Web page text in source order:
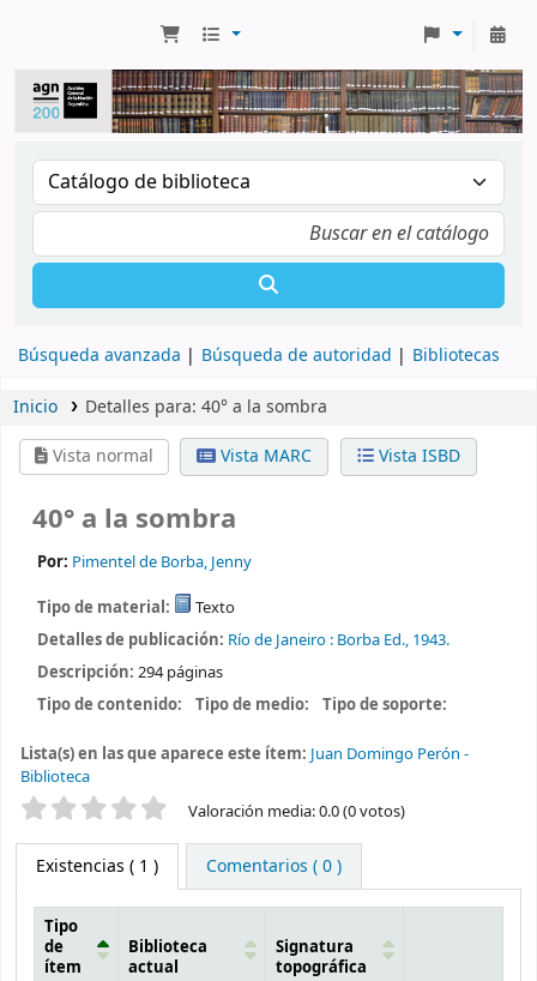
Búsqueda avanzada Búsqueda de autoridad Bibliotecas
Inicio Detalles para: 40° a la sombra
Vista normal
Vista MARC Vista ISBD
40° a la sombra
Por: Pimentel de Borba, Jenny
Tipo de material:
Texto
Detalles de publicación: Río de Janeiro : Borba Ed., 1943.
Descripción: 294 páginas
Tipo de contenido:
Tipo de medio: Tipo de soporte:
Lista(s) en las que aparece este ítem: Juan Domingo Perón -
Biblioteca
Valoración Valoración media: 0.0 (0 votos)
Existencias ( 1 ) Comentarios ( 0 )
Tipo
de
ítem
Biblioteca
actual
Signatura
topográfica